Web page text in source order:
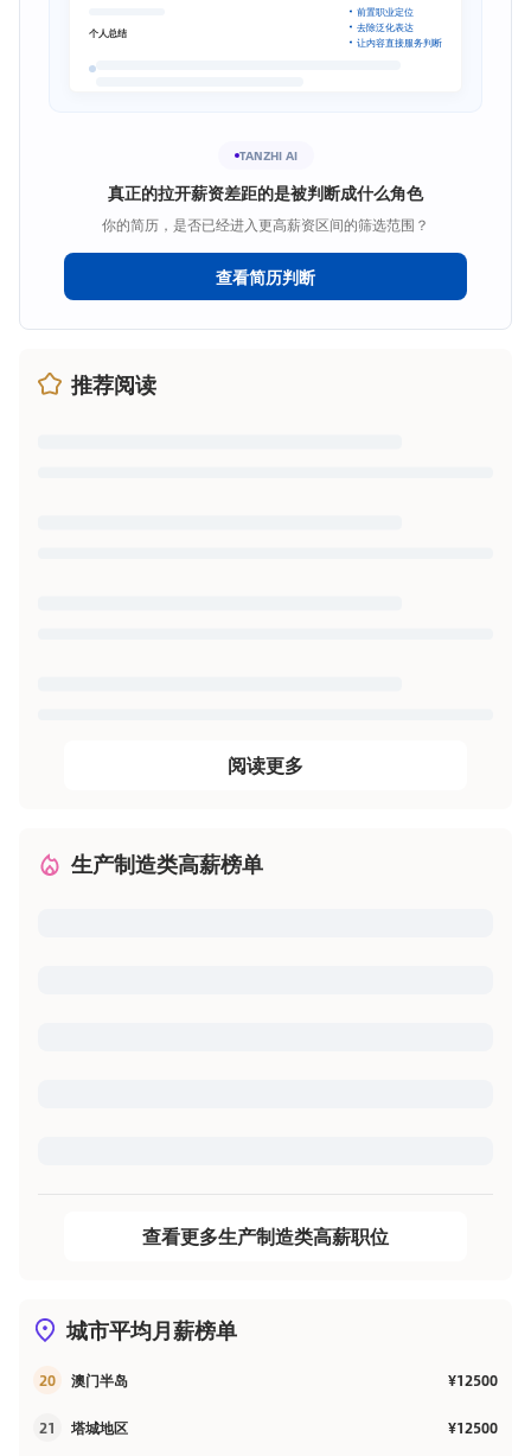
个人总结
前置职业定位
去除泛化表达
让内容直接服务判断
TANZHI AI
真正的拉开薪资差距的是被判断成什么角色
你的简历，是否已经进入更高薪资区间的筛选范围？
查看简历判断
推荐阅读
阅读更多
生产制造类高薪榜单
查看更多生产制造类高薪职位
城市平均月薪榜单
20 澳门半岛 ¥12500
21 塔城地区 ¥12500